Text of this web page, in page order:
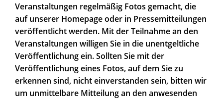
Veranstaltungen regelmäßig Fotos gemacht, die
auf unserer Homepage oder in Pressemitteilungen
veröffentlicht werden. Mit der Teilnahme an den
Veranstaltungen willigen Sie in die unentgeltliche
Veröffentlichung ein. Sollten Sie mit der
Veröffentlichung eines Fotos, auf dem Sie zu
erkennen sind, nicht einverstanden sein, bitten wir
um unmittelbare Mitteilung an den anwesenden